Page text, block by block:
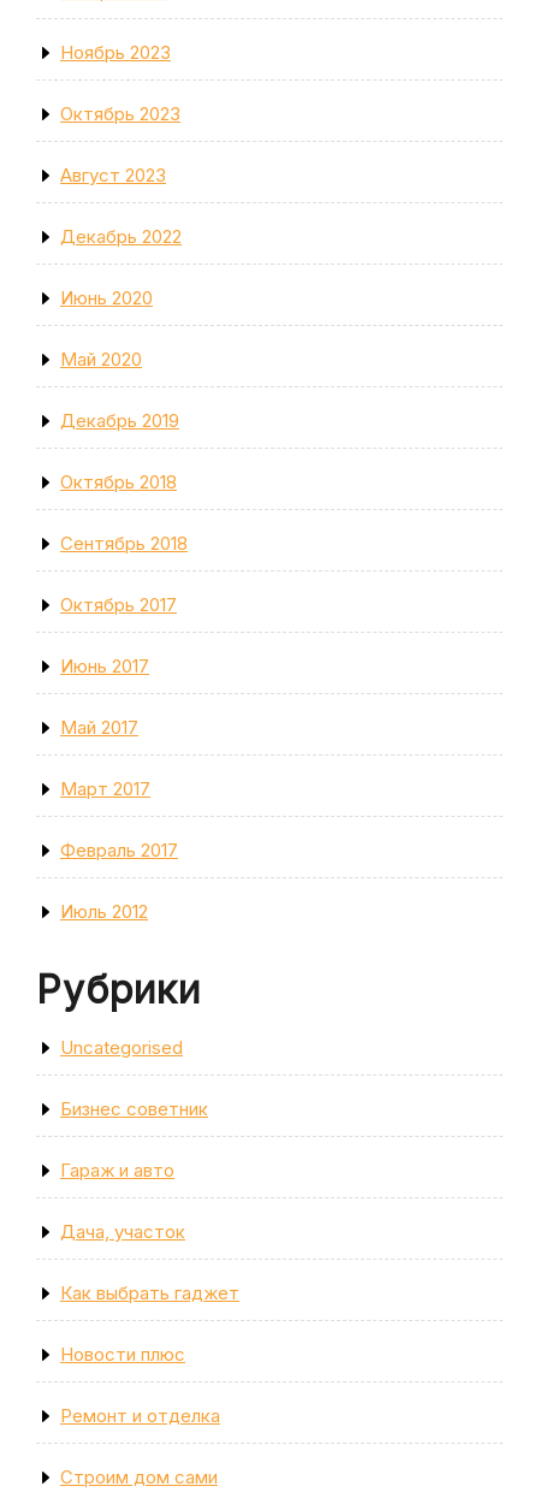
Ноябрь 2023
Октябрь 2023
Август 2023
Декабрь 2022
Июнь 2020
Май 2020
Декабрь 2019
Октябрь 2018
Сентябрь 2018
Октябрь 2017
Июнь 2017
Май 2017
Март 2017
Февраль 2017
Июль 2012
Рубрики
Uncategorised
Бизнес советник
Гараж и авто
Дача, участок
Как выбрать гаджет
Новости плюс
Ремонт и отделка
Строим дом сами